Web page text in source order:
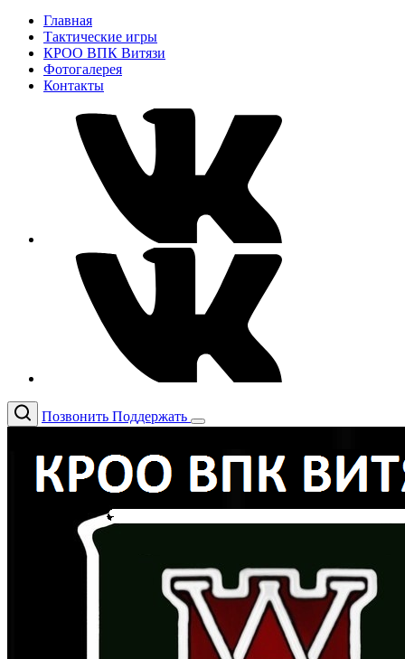
Главная
Тактические игры
КРОО ВПК Витязи
Фотогалерея
Контакты
Позвонить Поддержать